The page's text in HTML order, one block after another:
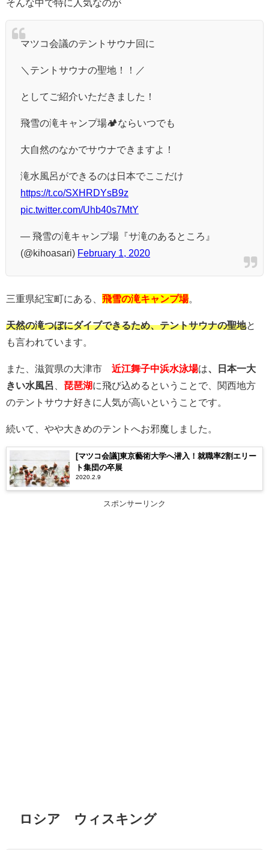
そんな中で特に人気なのが
マツコ会議のテントサウナ回に
＼テントサウナの聖地！！／
としてご紹介いただきました！
飛雪の滝キャンプ場🏕ならいつでも
大自然のなかでサウナできますよ！
滝水風呂ができるのは日本でここだけ
https://t.co/SXHRDYsB9z
pic.twitter.com/Uhb40s7MtY
— 飛雪の滝キャンプ場『サ滝のあるところ』
(@kihoasari) February 1, 2020
三重県紀宝町にある、 飛雪の滝キャンプ場。
天然の滝つぼにダイブできるため、テントサウナの聖地と
も言われています。
また、滋賀県の大津市 近江舞子中浜水泳場は 、日本一大
きい水風呂
琵琶湖に飛び込めるということで、関西地方
のテントサウナ好きに人気が高いということです。
続いて、やや大きめのテントへお邪魔しました。
[マツコ会議]東京藝術大学へ潜入！就職率2割エリー
ト集団の卒展
2020.2.9
スポンサーリンク
ロシア ウィスキング